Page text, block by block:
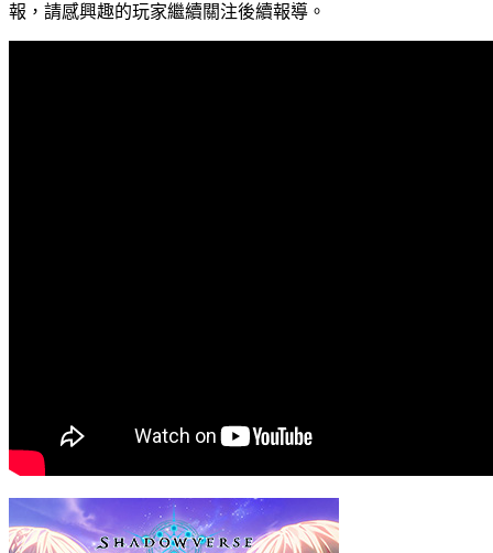
報，請感興趣的玩家繼續關注後續報導。